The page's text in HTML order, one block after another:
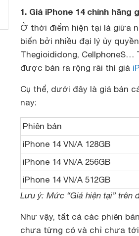
1. Giá iPhone 14 chính hãng
Ở thời điểm hiện tại là giữa
biến bởi nhiều đại lý ủy
Thegioididong, CellphoneS…
được bán ra rộng rãi thì giá
Cụ thể, dưới đây là giá bán
nay:
Phiên bản
iPhone 14 VN/A 128GB
iPhone 14 VN/A 256GB
iPhone 14 VN/A 512GB
Lưu ý: Mức “Giá hiện tại” trên
Như vậy, tất cả các phiên
chưa từng có và chỉ chưa